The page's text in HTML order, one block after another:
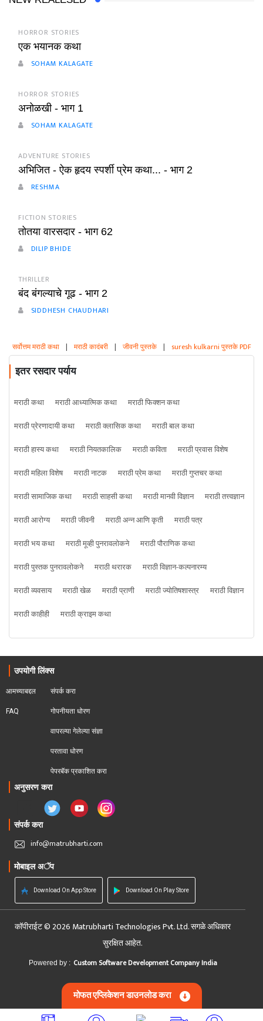
HORROR STORIES
एक भयानक कथा
SOHAM KALAGATE
HORROR STORIES
अनोळखी - भाग 1
SOHAM KALAGATE
ADVENTURE STORIES
अभिजित - ऐक हृदय स्पर्शी प्रेम कथा... - भाग 2
RESHMA
FICTION STORIES
तोतया वारसदार - भाग 62
DILIP BHIDE
THRILLER
बंद बंगल्याचे गूढ - भाग 2
SIDDHESH CHAUDHARI
सर्वोत्तम मराठी कथा | मराठी कादंबरी | जीवनी पुस्तके | suresh kulkarni पुस्तके PDF
इतर रसदार पर्याय
मराठी कथा मराठी आध्यात्मिक कथा
मराठी फिक्शन कथा
मराठी प्रेरणादायी कथा
मराठी क्लासिक कथा
मराठी बाल कथा
मराठी हास्य कथा
मराठी नियतकालिक मराठी कविता
मराठी प्रवास विशेष
मराठी महिला विशेष
मराठी नाटक मराठी प्रेम कथा
मराठी गुप्तचर कथा
मराठी सामाजिक कथा
मराठी साहसी कथा मराठी मानवी विज्ञान
मराठी तत्त्वज्ञान
मराठी आरोग्य
मराठी जीवनी मराठी अन्न आणि कृती
मराठी पत्र
मराठी भय कथा
मराठी मूव्ही पुनरावलोकने
मराठी पौराणिक कथा
मराठी पुस्तक पुनरावलोकने
मराठी थरारक
मराठी विज्ञान-कल्पनारम्य
मराठी व्यवसाय
मराठी खेळ मराठी प्राणी मराठी ज्योतिषशास्त्र
मराठी विज्ञान
मराठी काहीही
मराठी क्राइम कथा
उपयोगी लिंक्स
आमच्याबद्दल
FAQ
संपर्क करा
गोपनीयता धोरण
वापरल्या गेलेल्या संज्ञा
परतावा धोरण
पेपरबॅक प्रकाशित करा
अनुसरण करा
संपर्क करा
info@matrubharti.com
मोबाइल अॅप
Download On App Store Download On Play Store
कॉपीराईट © 2026 Matrubharti Technologies Pvt. Ltd. सगळे अधिकार
सुरक्षित आहेत.
Powered by : Custom Software Development Company India
मोफत एप्लिकेशन डाउनलोड करा